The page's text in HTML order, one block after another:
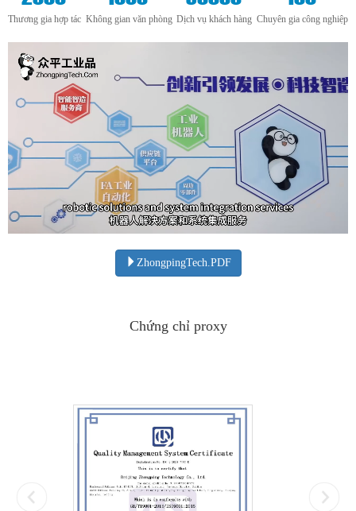
Thương gia hợp tác Không gian văn phòng Dịch vụ khách hàng Chuyên gia công nghiệp
ZhongpingTech.PDF
Chứng chỉ proxy